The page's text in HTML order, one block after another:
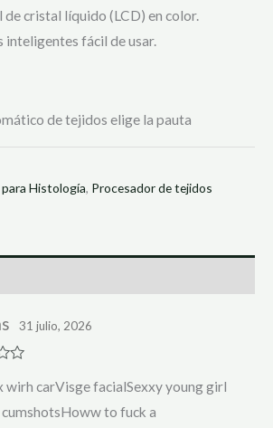
cristal líquido (LCD) en color.
inteligentes fácil de usar.
de tejidos elige la pauta
Histología, Procesador de tejidos
31 julio, 2026
wirh carVisge facialSexxy young girl
to fuck a